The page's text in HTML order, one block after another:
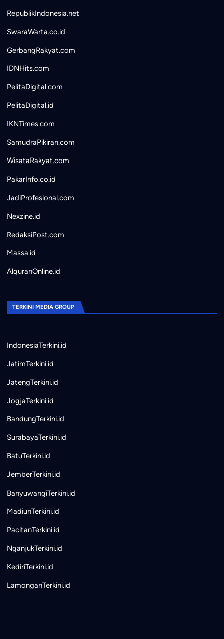
RepublikIndonesia.net
SwaraWarta.co.id
GerbangRakyat.com
IDNHits.com
PelitaDigital.com
PelitaDigital.id
IKNTimes.com
SamudraPikiran.com
WisataRakyat.com
PakarInfo.co.id
JadiProfesional.com
Nexzine.id
RedaksiPost.com
Massa.id
AlquranOnline.id
TERKINI MEDIA GROUP
IndonesiaTerkini.id
JatimTerkini.id
JatengTerkini.id
JogjaTerkini.id
BandungTerkini.id
SurabayaTerkini.id
BatuTerkini.id
JemberTerkini.id
BanyuwangiTerkini.id
MadiunTerkini.id
PacitanTerkini.id
NganjukTerkini.id
KediriTerkini.id
LamonganTerkini.id